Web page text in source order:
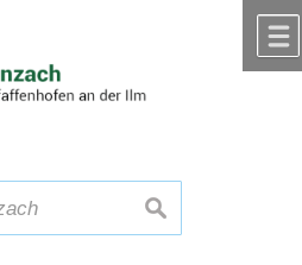
suchen